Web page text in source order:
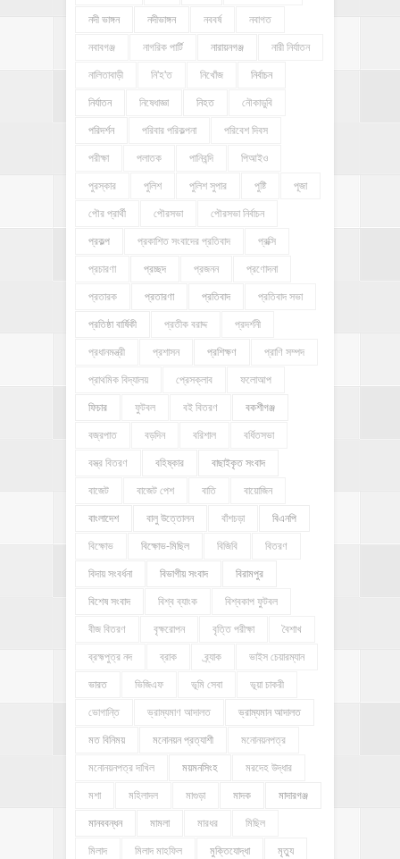
নদী ভাঙ্গন নদীভাঙ্গন নববর্ষ নবাগত
নবাবগঞ্জ নাগরিক পার্টি নারায়নগঞ্জ নারী নির্যাতন
নালিতাবাড়ী নি'হ'ত নিখোঁজ নির্বাচন
নির্যাতন নিষেধাজ্ঞা নিহত নৌকাডুবি
পরিদর্শন পরিবার পরিকল্পনা পরিবেশ দিবস
পরীক্ষা পলাতক পানিবন্দি পিআইও
পুরস্কার পুলিশ পুলিশ সুপার পুষ্টি পূজা
পৌর প্রার্থী পৌরসভা পৌরসভা নির্বাচন
প্রকল্প প্রকাশিত সংবাদের প্রতিবাদ প্রক্সি
প্রচারণা প্রচ্ছদ প্রজনন প্রণোদনা
প্রতারক প্রতারণা প্রতিবাদ প্রতিবাদ সভা
প্রতিষ্ঠা বার্ষিকী প্রতীক বরাদ্দ প্রদর্শনী
প্রধানমন্ত্রী প্রশাসন প্রশিক্ষণ প্রাণি সম্পদ
প্রাথমিক বিদ্যালয় প্রেসক্লাব ফলোআপ
ফিচার ফুটবল বই বিতরণ বকশীগঞ্জ
বজ্রপাত বড়দিন বরিশাল বর্ধিতসভা
বস্ত্র বিতরণ বহিষ্কার বাছাইকৃত সংবাদ
বাজেট বাজেট পেশ বাতি বায়োজিন
বাংলাদেশ বালু উত্তোলন বাঁশচড়া বিএনপি
বিক্ষোভ বিক্ষোভ-মিছিল বিজিবি বিতরণ
বিদায় সংবর্ধনা বিভাগীয় সংবাদ বিরামপুর
বিশেষ সংবাদ বিশ্ব ব্যাংক বিশ্বকাপ ফুটবল
বীজ বিতরণ বৃক্ষরোপন বৃত্তি পরীক্ষা বৈশাখ
ব্রহ্মপুত্র নদ ব্রাক ব্র্যাক ভাইস চেয়ারম্যান
ভারত ভিজিএফ ভূমি সেবা ভূয়া চাকরী
ভোগান্তি ভ্রাম্যমাণ আদালত ভ্রাম্যমান আদালত
মত বিনিময় মনোনয়ন প্রত্যাশী মনোনয়নপত্র
মনোনয়নপত্র দাখিল ময়মনসিংহ মরদেহ উদ্ধার
মশা মহিলাদল মাগুড়া মাদক মাদারগঞ্জ
মানববন্ধন মামলা মারধর মিছিল
মিলাদ মিলাদ মাহফিল মুক্তিযোদ্ধা মৃত্যু